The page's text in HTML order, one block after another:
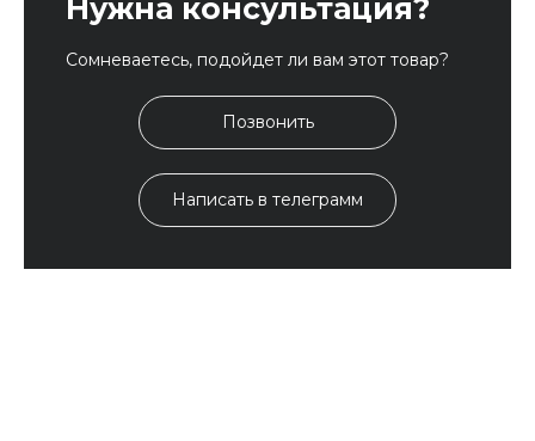
Нужна консультация?
Сомневаетесь, подойдет ли вам этот товар?
Позвонить
Написать в телеграмм